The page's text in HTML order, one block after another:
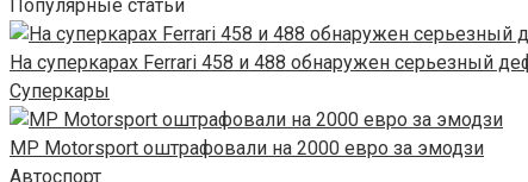
Популярные статьи
На суперкарах Ferrari 458 и 488 обнаружен серьезный
Суперкары
MP Motorsport оштрафовали на 2000 евро за эмодзи
Автоспорт